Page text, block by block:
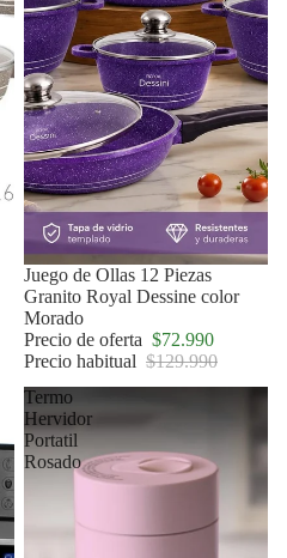
Oferta
Juego de Ollas 12 Piezas
Granito Royal Dessine color
Morado
Precio de oferta $72.990
Precio habitual $129.990
Termo
Hervidor
Portatil
Rosado